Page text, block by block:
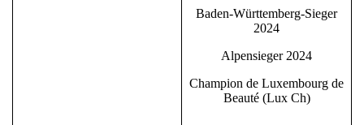
Baden-Württemberg-Sieger
2024
Alpensieger 2024
Champion de Luxembourg de
Beauté (Lux Ch)